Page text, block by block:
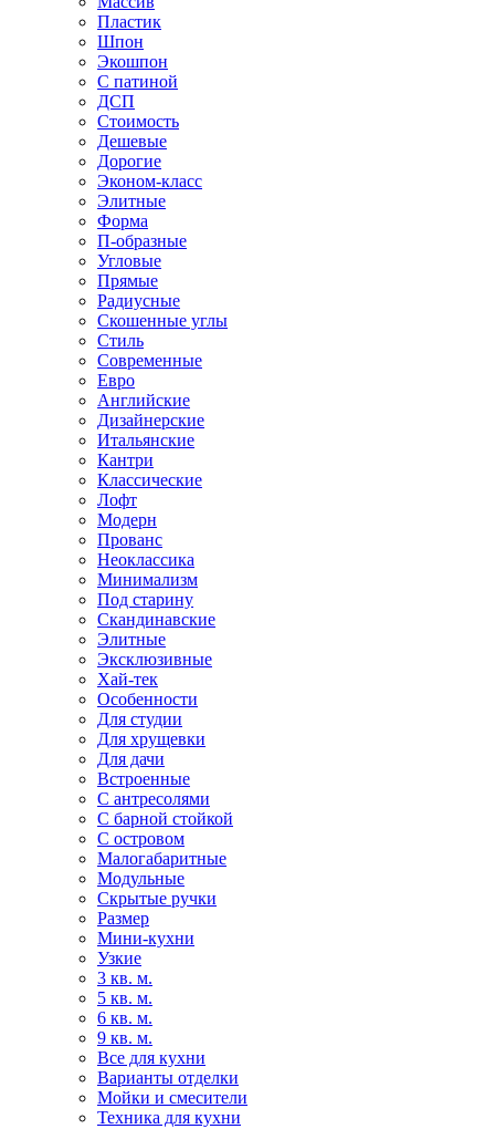
Пластик
Шпон
Экошпон
С патиной
ДСП
Стоимость
Дешевые
Дорогие
Эконом-класс
Элитные
Форма
П-образные
Угловые
Прямые
Радиусные
Скошенные углы
Стиль
Современные
Евро
Английские
Дизайнерские
Итальянские
Кантри
Классические
Лофт
Модерн
Прованс
Неоклассика
Минимализм
Под старину
Скандинавские
Элитные
Эксклюзивные
Хай-тек
Особенности
Для студии
Для хрущевки
Для дачи
Встроенные
С антресолями
С барной стойкой
С островом
Малогабаритные
Модульные
Скрытые ручки
Размер
Мини-кухни
Узкие
3 кв. м.
5 кв. м.
6 кв. м.
9 кв. м.
Все для кухни
Варианты отделки
Мойки и смесители
Техника для кухни